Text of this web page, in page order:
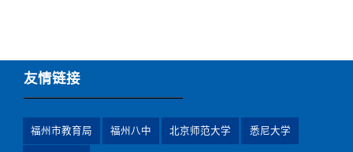
友情链接
福州市教育局 福州八中 北京师范大学 悉尼大学